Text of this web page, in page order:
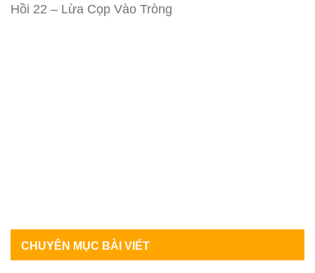
Hồi 22 – Lừa Cọp Vào Tròng
CHUYÊN MỤC BÀI VIẾT